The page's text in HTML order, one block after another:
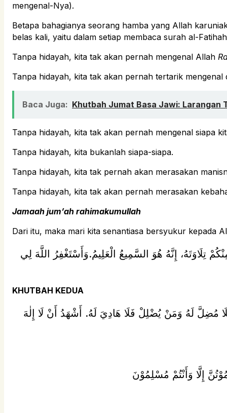
mengenal-Nya).
Betapa bahagianya seorang hamba yang Allah
belas kali, yaitu dalam setiap membaca surah al-
Tanpa hidayah, kita tak akan pernah mengenal Allah
Tanpa hidayah, kita tak akan pernah tertarik mengenal
Baca Juga: Khutbah Jumat Basa Jawi: Larangan
Tanpa hidayah, kita tak akan pernah mengenal siapa
Tanpa hidayah, kita bukanlah siapa-siapa.
Tanpa hidayah, kita tak pernah akan merasakan
Tanpa hidayah, kita tak akan pernah merasakan
Jamaah jum’ah rahimakumullah
Dari itu, maka mari kita senantiasa bersyukur kepada
تِلَاوَتَهُ، إِنَّهُ هُوَ السَّمِيعُ الْعَلِيمُ.وَأَسْتَغْفِرُ اللَّهَ لِي
KHUTBAH KEDUA
مُضِلَّ لَهُ وَمَنْ يُضْلِلْ فَلَا هَادِيَ لَهُ. أَشْهَدُ أَنْ لَا إِلٰهَ